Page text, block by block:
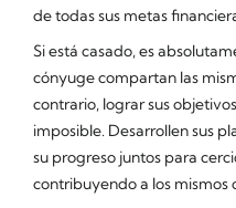
de todas sus metas
Si está casado, es
cónyuge compartan las
contrario, lograr sus
imposible. Desarrollen sus
su progreso juntos para
contribuyendo a los mismos